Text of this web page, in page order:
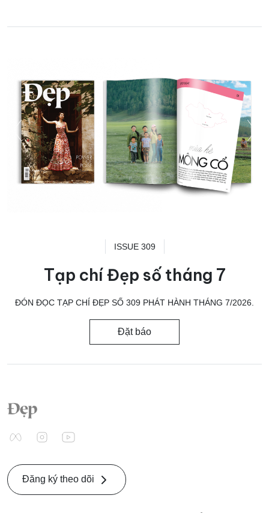
ISSUE 309
Tạp chí Đẹp số tháng 7
ĐÓN ĐỌC TẠP CHÍ ĐẸP SỐ 309 PHÁT HÀNH THÁNG 7/2026.
Đặt báo
Đăng ký theo dõi